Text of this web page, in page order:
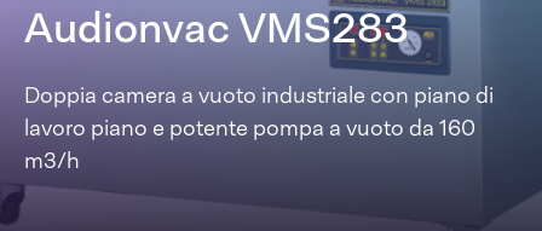
Audionvac VMS283
Doppia camera a vuoto industriale con piano di
lavoro piano e potente pompa a vuoto da 160
m3/h